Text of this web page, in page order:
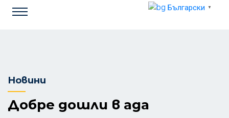
Български ▼
Новини
Добре дошли в ада